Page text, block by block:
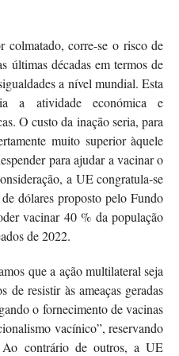
colmatado, corre-se o risco de
últimas décadas em termos de
a nível mundial. Esta
a atividade económica e
O custo da inação seria, para
muito superior àquele
para ajudar a vacinar o
a UE congratula-se
dólares proposto pelo Fundo
vacinar 40 % da população
de 2022.
que a ação multilateral seja
de resistir às ameaças geradas
o fornecimento de vacinas
vacínico”, reservando
contrário de outros, a UE